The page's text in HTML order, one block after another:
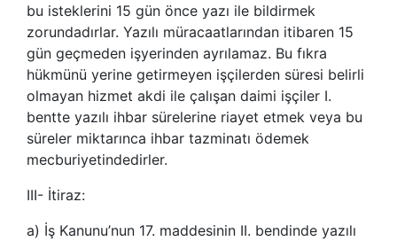
bu isteklerini 15 gün önce yazı ile bildirmek
zorundadırlar. Yazılı müracaatlarından itibaren 15
gün geçmeden işyerinden ayrılamaz. Bu fıkra
hükmünü yerine getirmeyen işçilerden süresi belirli
olmayan hizmet akdi ile çalışan daimi işçiler I.
bentte yazılı ihbar sürelerine riayet etmek veya bu
süreler miktarınca ihbar tazminatı ödemek
mecburiyetindedirler.
III- İtiraz:
a) İş Kanunu’nun 17. maddesinin II. bendinde yazılı